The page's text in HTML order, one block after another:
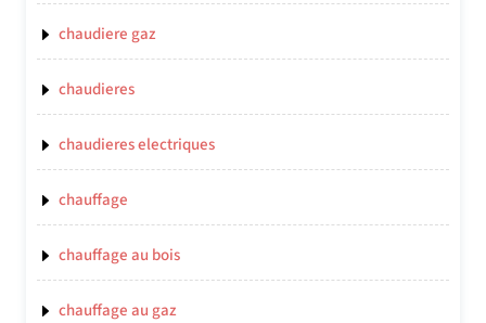
chaudiere gaz
chaudieres
chaudieres electriques
chauffage
chauffage au bois
chauffage au gaz